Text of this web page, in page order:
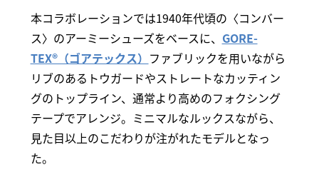
本コラボレーションでは1940年代頃の〈コンバー
ス〉のアーミーシューズをベースに、 GORE-
TEX®（ゴアテックス） ファブリックを用いながら
リブのあるトウガードやストレートなカッティン
グのトップライン、通常より高めのフォクシング
テープでアレンジ。ミニマルなルックスながら、
見た目以上のこだわりが注がれたモデルとなっ
た。